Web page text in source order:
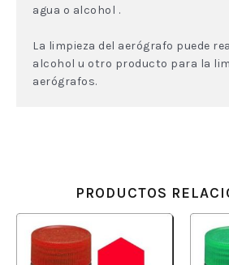
agua o alcohol .
La limpieza del aerógrafo puede
alcohol u otro producto para la
aerógrafos.
PRODUCTOS